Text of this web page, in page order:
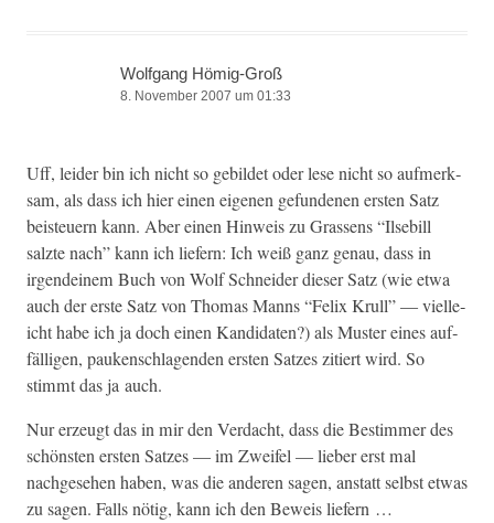
Wolfgang Hömig-Groß
8. November 2007 um 01:33
Uff, lei­der bin ich nicht so gebildet oder lese nicht so aufmerk­
sam, als dass ich hier einen eige­nen gefun­de­nen ersten Satz
beis­teuern kann. Aber einen Hin­weis zu Grassens “Ilse­bill
salzte nach” kann ich liefern: Ich weiß ganz genau, dass in
irgen­deinem Buch von Wolf Schnei­der dieser Satz (wie etwa
auch der erste Satz von Thomas Manns “Felix Krull” — vielle­
icht habe ich ja doch einen Kan­di­dat­en?) als Muster eines auf­
fäl­li­gen, pauken­schla­gen­den ersten Satzes zitiert wird. So
stimmt das ja auch.
Nur erzeugt das in mir den Ver­dacht, dass die Bes­tim­mer des
schön­sten ersten Satzes — im Zweifel — lieber erst mal
nachge­se­hen haben, was die anderen sagen, anstatt selb­st etwas
zu sagen. Falls nötig, kann ich den Beweis liefern …